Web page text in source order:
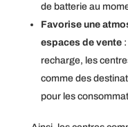
de batterie au
Favorise une
espaces de vente
recharge, les
comme des
pour les